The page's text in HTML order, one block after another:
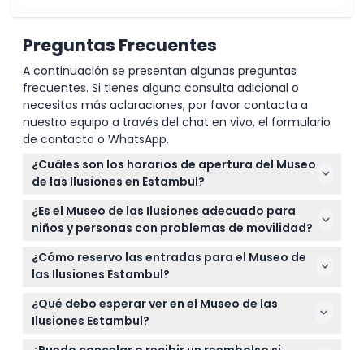
Preguntas Frecuentes
A continuación se presentan algunas preguntas
frecuentes. Si tienes alguna consulta adicional o
necesitas más aclaraciones, por favor contacta a
nuestro equipo a través del chat en vivo, el formulario
de contacto o WhatsApp.
¿Cuáles son los horarios de apertura del Museo
de las Ilusiones en Estambul?
El Museo de las Ilusiones Estambul está abierto
todos los días de 11:00 a.m. a 8:00 p.m., con la
última entrada una hora antes del cierre (sujeto a
cambios — por favor confirme al momento de la
reserva).
¿Es el Museo de las Ilusiones adecuado para
niños y personas con problemas de movilidad?
Sí, el museo es genial para todas las edades; los
niños menores de 5 años entran gratis y los niños
que pague. El lugar es accesible para sillas de
ruedas, facilitando la visita a personas con
¿Cómo reservo las entradas para el Museo de
las Ilusiones Estambul?
Puedes reservar tus entradas de forma segura en
línea aquí mismo en este sitio web. Comprobar
¿Qué debo esperar ver en el Museo de las
Ilusiones Estambul?
Explorarás más de 60 ilusiones visuales interactivas